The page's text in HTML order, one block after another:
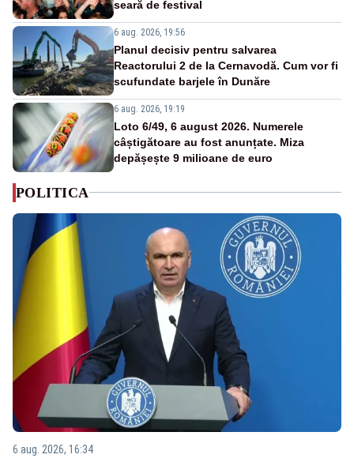
seară de festival
6 aug. 2026, 19:56
Planul decisiv pentru salvarea
Reactorului 2 de la Cernavodă. Cum vor fi
scufundate barjele în Dunăre
6 aug. 2026, 19:19
Loto 6/49, 6 august 2026. Numerele
câștigătoare au fost anunțate. Miza
depășește 9 milioane de euro
POLITICA
6 aug. 2026, 16:34